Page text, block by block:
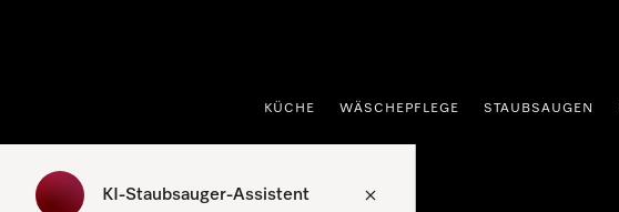
KÜCHE WÄSCHEPFLEGE STAUBSAUGEN
KI-Staubsauger-Assistent